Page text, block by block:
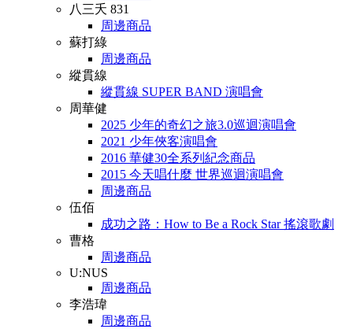
八三夭 831
周邊商品
蘇打綠
周邊商品
縱貫線
縱貫線 SUPER BAND 演唱會
周華健
2025 少年的奇幻之旅3.0巡迴演唱會
2021 少年俠客演唱會
2016 華健30全系列紀念商品
2015 今天唱什麼 世界巡迴演唱會
周邊商品
伍佰
成功之路：How to Be a Rock Star 搖滾歌劇
曹格
周邊商品
U:NUS
周邊商品
李浩瑋
周邊商品